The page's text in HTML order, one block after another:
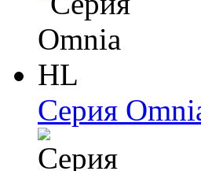
Серия